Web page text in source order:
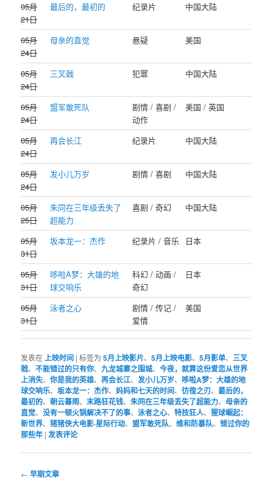
05月
21日
最后的，最初的 纪录片 中国大陆
05月
24日
母亲的直觉 悬疑 美国
05月
24日
三叉戟 犯罪 中国大陆
05月
24日
盟军敢死队
剧情 / 喜剧 /
动作
美国 / 英国
05月
24日
再会长江 纪录片 中国大陆
05月
24日
发小儿万岁 剧情 / 喜剧 中国大陆
05月
25日
朱同在三年级丢失了
超能力
喜剧 / 奇幻 中国大陆
05月
31日
坂本龙一：杰作 纪录片 / 音乐 日本
05月
31日
哆啦A梦：大雄的地
球交响乐
科幻 / 动画 /
奇幻
日本
05月
31日
泳者之心
剧情 / 传记 /
爱情
美国
发表在上映时间 |标签为 5月上映影片、5月上映电影、5月影单、 三叉
戟、不能错过的只有你、 九龙城寨之围城、今夜，就算这份爱恋从世界
上消失、你是我的英雄、再会长江、发小儿万岁、 哆啦A梦：大雄的地
球交响乐、坂本龙一：杰作、妈妈和七天的时间、彷徨之刃、最后的，
最初的、朝云暮雨、末路狂花钱、朱同在三年级丢失了超能力、母亲的
直觉、没有一顿火锅解决不了的事、泳者之心、特技狂人、猩球崛起：
新世界、猪猪侠大电影·星际行动、 盟军敢死队、维和防暴队、错过你的
那些年 |发表评论
文← 早期文章